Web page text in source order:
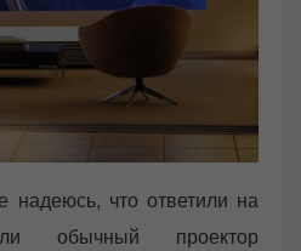
надеюсь, что ответили на
обычный проектор